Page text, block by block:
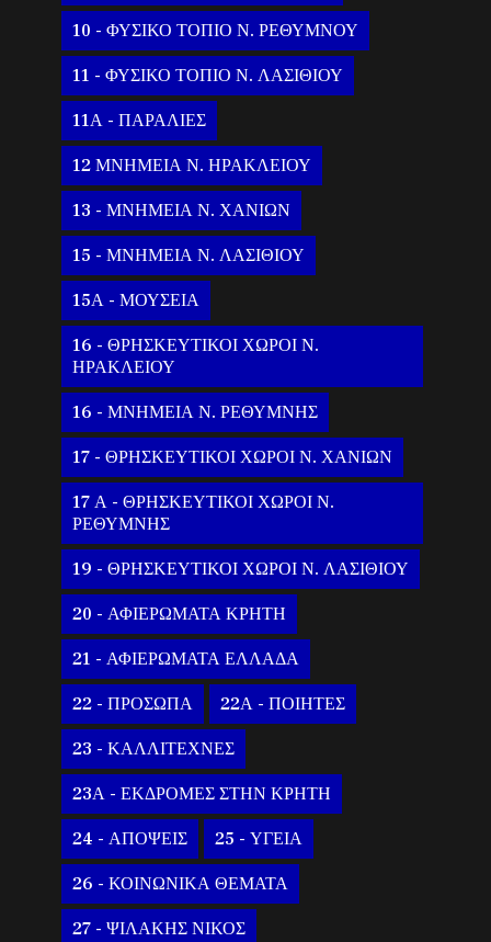
10 - ΦΥΣΙΚΟ ΤΟΠΙΟ Ν. ΡΕΘΥΜΝΟΥ
11 - ΦΥΣΙΚΟ ΤΟΠΙΟ Ν. ΛΑΣΙΘΙΟΥ
11Α - ΠΑΡΑΛΙΕΣ
12 ΜΝΗΜΕΙΑ Ν. ΗΡΑΚΛΕΙΟΥ
13 - ΜΝΗΜΕΙΑ Ν. ΧΑΝΙΩΝ
15 - ΜΝΗΜΕΙΑ Ν. ΛΑΣΙΘΙΟΥ
15Α - ΜΟΥΣΕΙΑ
16 - ΘΡΗΣΚΕΥΤΙΚΟΙ ΧΩΡΟΙ Ν.
ΗΡΑΚΛΕΙΟΥ
16 - ΜΝΗΜΕΙΑ Ν. ΡΕΘΥΜΝΗΣ
17 - ΘΡΗΣΚΕΥΤΙΚΟΙ ΧΩΡΟΙ Ν. ΧΑΝΙΩΝ
17 Α - ΘΡΗΣΚΕΥΤΙΚΟΙ ΧΩΡΟΙ Ν.
ΡΕΘΥΜΝΗΣ
19 - ΘΡΗΣΚΕΥΤΙΚΟΙ ΧΩΡΟΙ Ν. ΛΑΣΙΘΙΟΥ
20 - ΑΦΙΕΡΩΜΑΤΑ ΚΡΗΤΗ
21 - ΑΦΙΕΡΩΜΑΤΑ ΕΛΛΑΔΑ
22 - ΠΡΟΣΩΠΑ 22Α - ΠΟΙΗΤΕΣ
23 - ΚΑΛΛΙΤΕΧΝΕΣ
23Α - ΕΚΔΡΟΜΕΣ ΣΤΗΝ ΚΡΗΤΗ
24 - ΑΠΟΨΕΙΣ 25 - ΥΓΕΙΑ
26 - ΚΟΙΝΩΝΙΚΑ ΘΕΜΑΤΑ
27 - ΨΙΛΑΚΗΣ ΝΙΚΟΣ